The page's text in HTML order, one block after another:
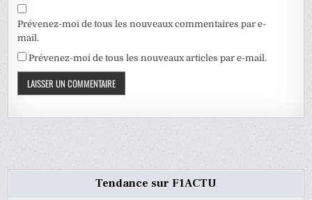
Prévenez-moi de tous les nouveaux commentaires par e-
mail.
Prévenez-moi de tous les nouveaux articles par e-mail.
Tendance sur F1ACTU